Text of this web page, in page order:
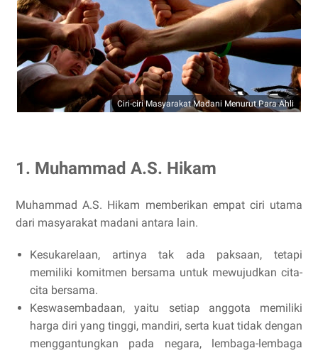
Ciri-ciri Masyarakat Madani Menurut Para Ahli
1. Muhammad A.S. Hikam
Muhammad A.S. Hikam memberikan empat ciri utama
dari masyarakat madani antara lain.
Kesukarelaan, artinya tak ada paksaan, tetapi
memiliki komitmen bersama untuk mewujudkan cita-
cita bersama.
Keswasembadaan, yaitu setiap anggota memiliki
harga diri yang tinggi, mandiri, serta kuat tidak dengan
menggantungkan pada negara, lembaga-lembaga